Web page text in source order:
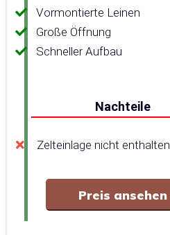
Vormontierte Leinen
Große Öffnung
Schneller Aufbau
Nachteile
Zelteinlage nicht enthalten
Preis ansehen